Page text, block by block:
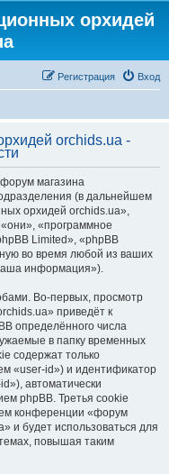
орхидей
Вход
Регистрация
orchids.ua -
магазина
(в дальнейшем
орхидей orchids.ua»,
«программное
Limited», «phpBB
во время любой из ваших
информация»).
Во-первых, просмотр
приведёт к
определённого числа
в папку временных
содержат только
«user-id») и идентификатор
автоматически
phpBB. Третья cookie
конференции «форум
и будет использоваться для
повышая таким